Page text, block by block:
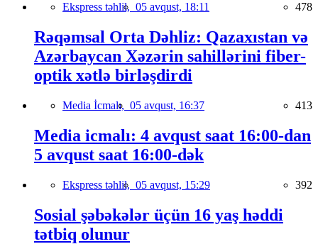
Ekspress təhlil, 05 avqust, 18:11 478
Rəqəmsal Orta Dəhliz: Qazaxıstan və
Azərbaycan Xəzərin sahillərini fiber-
optik xətlə birləşdirdi
Media İcmalı, 05 avqust, 16:37 413
Media icmalı: 4 avqust saat 16:00-dan
5 avqust saat 16:00-dək
Ekspress təhlil, 05 avqust, 15:29 392
Sosial şəbəkələr üçün 16 yaş həddi
tətbiq olunur